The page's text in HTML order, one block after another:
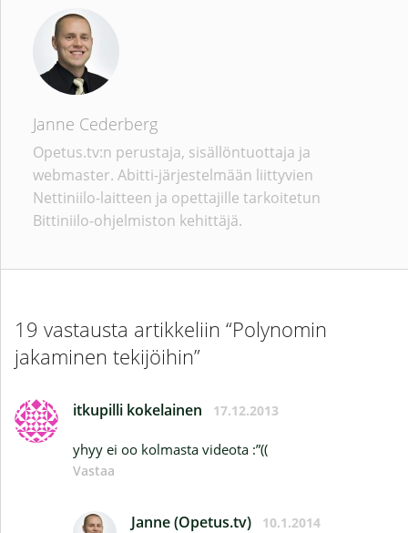
Janne Cederberg
Opetus.tv:n perustaja, sisällöntuottaja ja
webmaster. Abitti-järjestelmään liittyvien
Nettiniilo-laitteen ja opettajille tarkoitetun
Bittiniilo-ohjelmiston kehittäjä.
19 vastausta artikkeliin “Polynomin
jakaminen tekijöihin”
itkupilli kokelainen 17.12.2013
yhyy ei oo kolmasta videota :”((
Vastaa
Janne (Opetus.tv) 10.1.2014